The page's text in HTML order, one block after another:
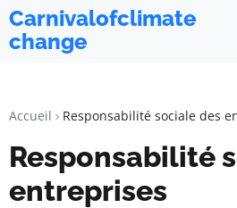
Carnivalofclimate
change
Accueil Responsabilité sociale des
Responsabilité
entreprises